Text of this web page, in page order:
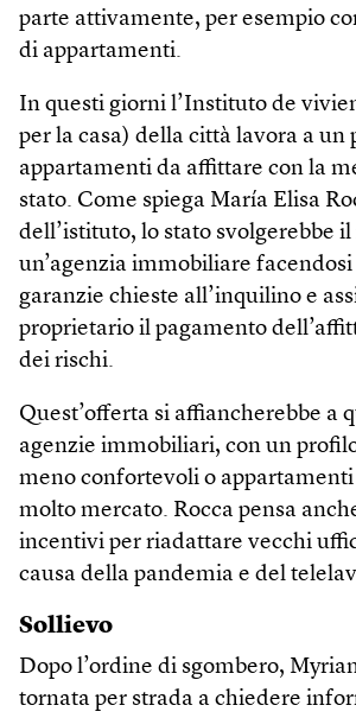
parte attivamente, per esempio
di appartamenti.
In questi giorni l’Instituto de
per la casa) della città lavora a un
appartamenti da affittare con la
stato. Come spiega María Elisa
dell’istituto, lo stato svolgerebbe
un’agenzia immobiliare
garanzie chieste all’inquilino e
proprietario il pagamento
dei rischi.
Quest’offerta si affiancherebbe a
agenzie immobiliari, con un
meno confortevoli o
molto mercato. Rocca pensa
incentivi per riadattare vecchi
causa della pandemia e del
Sollievo
Dopo l’ordine di sgombero,
tornata per strada a chiedere